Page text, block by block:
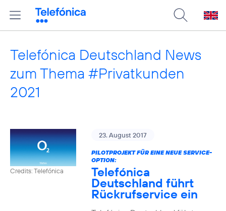
Telefónica Deutschland News
zum Thema #Privatkunden
2021
Credits: Telefónica
23. August 2017
PILOTPROJEKT FÜR EINE NEUE SERVICE-
OPTION:
Telefónica
Deutschland führt
Rückrufservice ein